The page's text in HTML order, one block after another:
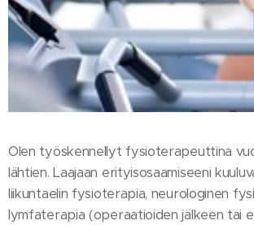
Olen työskennellyt fysioterapeuttina
lähtien. Laajaan erityisosaamiseeni
liikuntaelin fysioterapia, neurologinen
lymfaterapia (operaatioiden jälkeen tai